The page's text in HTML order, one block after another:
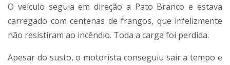
O veículo seguia em direção a Pato Branco e estava
carregado com centenas de frangos, que infelizmente
não resistiram ao incêndio. Toda a carga foi perdida.
Apesar do susto, o motorista conseguiu sair a tempo e